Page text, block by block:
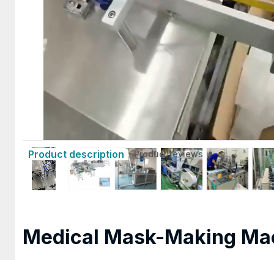
Product description Product reviews
Medical Mask-Making